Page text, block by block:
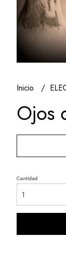
Inicio
Ojos
Cantidad